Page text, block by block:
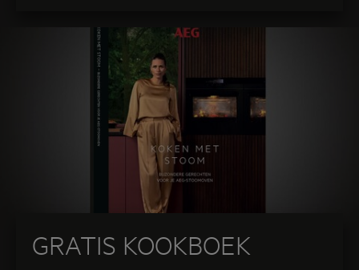
GRATIS KOOKBOEK